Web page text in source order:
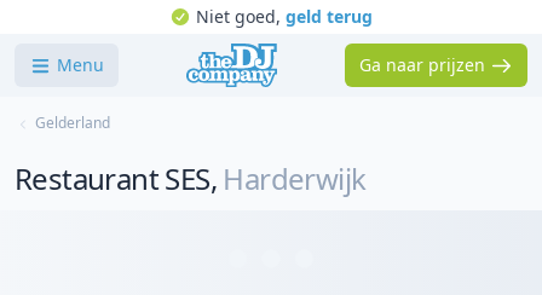
Niet goed, geld terug
Menu Ga naar prijzen
Gelderland
Restaurant SES, Harderwijk